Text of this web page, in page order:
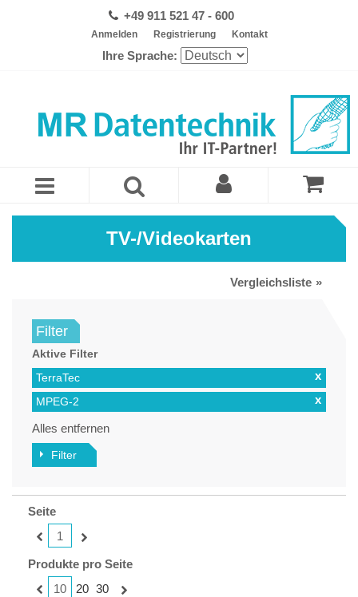
+49 911 521 47 - 600
Anmelden Registrierung Kontakt
Ihre Sprache:
TV-/Videokarten
Vergleichsliste
Filter
Aktive Filter
x
TerraTec
x
MPEG-2
Alles entfernen
Filter
Seite
1
Produkte pro Seite
10
20 30